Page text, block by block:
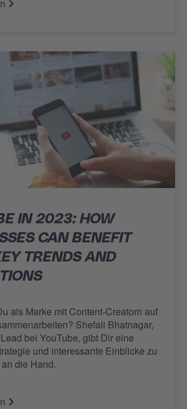
IN 2023: HOW
CAN BENEFIT
TRENDS AND
als Marke mit Content-Creatorn auf
Shefali Bhatnagar,
bei YouTube, gibt Dir eine
und interessante Einblicke zu
die Hand.